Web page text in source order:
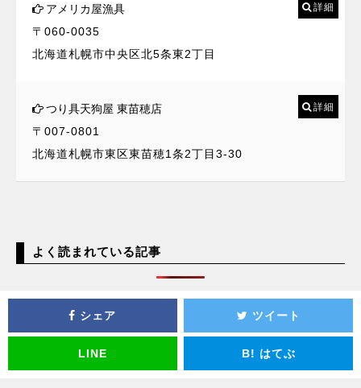
アメリカ屋漁具
〒060-0035
北海道札幌市中央区北5条東2丁目
詳細
つり具天狗屋 東苗穂店
〒007-0801
北海道札幌市東区東苗穂1条2丁目3-30
詳細
よく読まれている記事
シェア ツイート
LINE B! はてぶ